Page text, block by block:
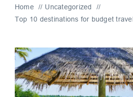
Home
Uncategorized
Top 10 destinations for budget